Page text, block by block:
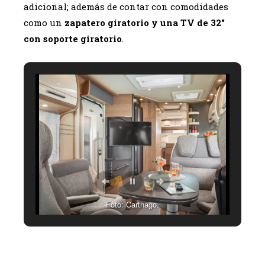
adicional; además de contar con comodidades
como un zapatero giratorio y una TV de 32″
con soporte giratorio.
Foto: Carthago.